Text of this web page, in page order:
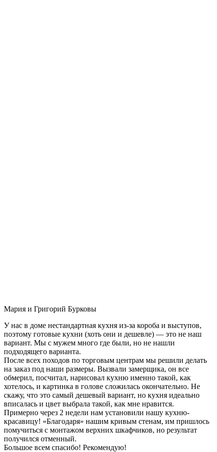
Мария и Григорий Бурковы
У нас в доме нестандартная кухня из-за короба и выступов,
поэтому готовые кухни (хоть они и дешевле) — это не наш
вариант. Мы с мужем много где были, но не нашли
подходящего варианта.
После всех походов по торговым центрам мы решили делать
на заказ под наши размеры. Вызвали замерщика, он все
обмерил, посчитал, нарисовал кухню именно такой, как
хотелось, и картинка в голове сложилась окончательно. Не
скажу, что это самый дешевый вариант, но кухня идеально
вписалась и цвет выбрала такой, как мне нравится.
Примерно через 2 недели нам установили нашу кухню-
красавицу! «Благодаря» нашим кривым стенам, им пришлось
помучиться с монтажом верхних шкафчиков, но результат
получился отменный.
Большое всем спасибо! Рекомендую!